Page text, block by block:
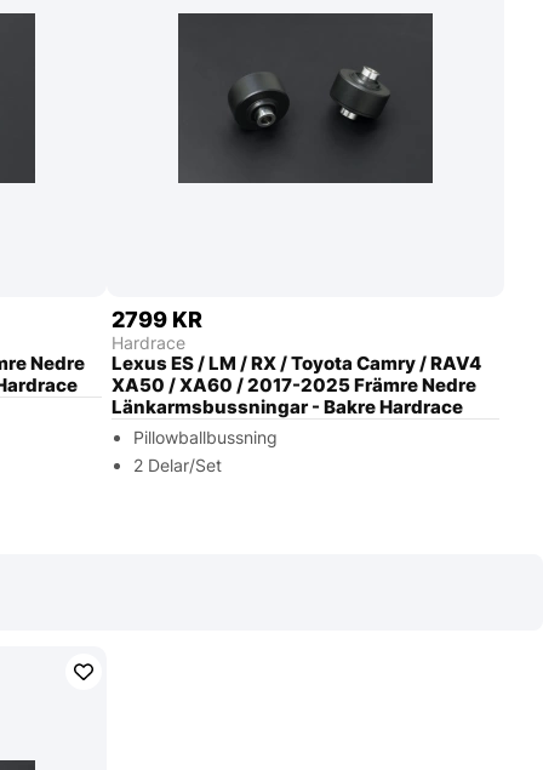
Nedre
2799 KR
Hardrace
Lexus ES / LM / RX / Toyota Camry / RAV4
XA50 / XA60 / 2017-2025 Främre Nedre
Länkarmsbussningar - Bakre Hardrace
Pillowballbussning
2 Delar/Set